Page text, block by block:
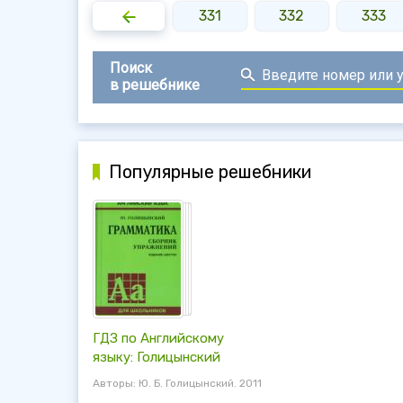
330 331 332 333
Поиск
в решебнике
Популярные решебники
ГДЗ по Английскому
языку: Голицынский
Авторы: Ю. Б. Голицынский. 2011